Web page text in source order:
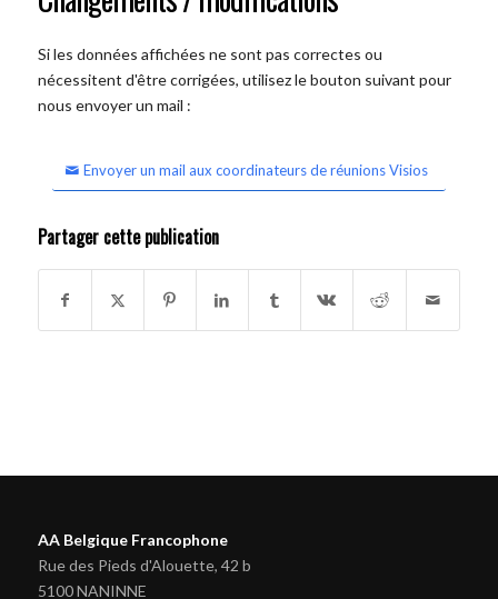
Si les données affichées ne sont pas correctes ou
nécessitent d'être corrigées, utilisez le bouton suivant pour
nous envoyer un mail :
Envoyer un mail aux coordinateurs de réunions Visios
Partager cette publication
AA Belgique Francophone
Rue des Pieds d'Alouette, 42 b
5100 NANINNE